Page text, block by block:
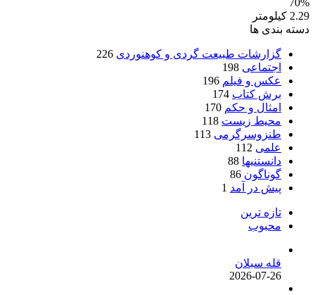
70%
2.29 کیلومتر
دسته بندی ها
گزارشات طبیعت گردی و کوهنوردی 226
اجتماعی 198
عکس و فیلم 196
برش کتاب 174
امثال و حکم 170
محیط زیست 118
طنزوسرگرمی 113
علمی 112
دانستنیها 88
گوناگون 86
پیش در آمد 1
تازه ترین
محبوب
قله سبلان
2026-07-26